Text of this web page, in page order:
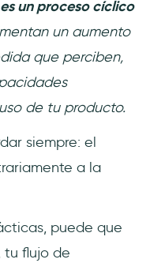
un proceso cíclico
un aumento
que perciben,
de tu producto.
siempre: el
a la
puede que
tu flujo de